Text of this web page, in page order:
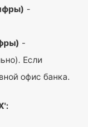
-
-
Если
офис банка.